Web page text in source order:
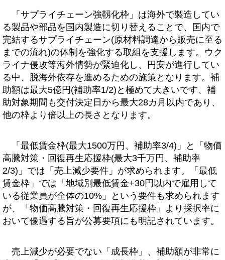
「サプライチェーン強靱化枠」は海外で製造してい
る製品や部品を国内製造に切り替えることで、国内で
完結するサプライチェーン(原材料調達から販売に至る
までの流れ)の体制を強化する取組を支援します。ウク
ライナ侵攻等海外情勢が緊迫化し、円安が進行してい
る中、脱海外依存を進めるための施策となります。補
助額は最大5億円(補助率1/2)と極めて大きいです、補
助対象期間も交付決定日から最大28カ月以内であり、
他の枠より倍以上の長さとなります。
「最低賃金枠(最大1500万円、補助率3/4)」と「物価
高騰対策・回復再生応援枠(最大3千万円、補助率
2/3)」では「売上減少要件」が求められます。「最低
賃金枠」では「地域別最低賃金+30円以内で雇用して
いる従業員が全体の10%」という要件も求められます
が、「物価高騰対策・回復再生応援枠」より採択率に
おいて優遇する旨が公募要項にも明記されています。
売上減少が必要でない「成長枠」、補助額が非常に